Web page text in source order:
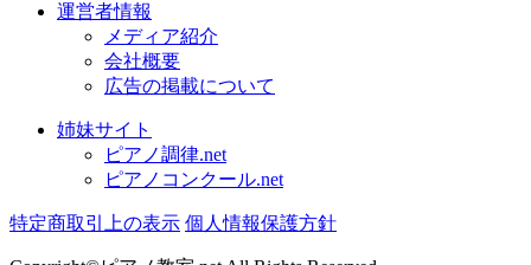
運営者情報
メディア紹介
会社概要
広告の掲載について
姉妹サイト
ピアノ調律.net
ピアノコンクール.net
特定商取引上の表示 個人情報保護方針